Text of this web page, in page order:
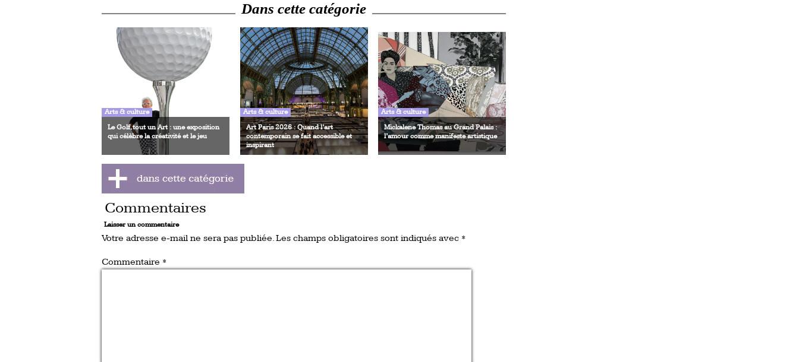
Dans cette catégorie
Arts & culture
Le Golf, tout un Art : une exposition
qui célèbre la créativité et le jeu
Arts & culture
Art Paris 2026 : Quand l’art
contemporain se fait accessible et
inspirant
Arts & culture
Mickalene Thomas au Grand Palais :
l’amour comme manifeste artistique
Commentaires
Laisser un commentaire
Votre adresse e-mail ne sera pas publiée.Les champs obligatoires sont indiqués avec *
Commentaire *